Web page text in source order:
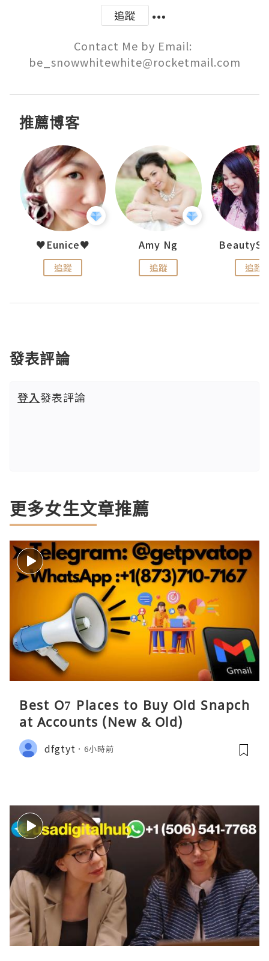
追蹤
Contact Me by Email:
be_snowwhitewhite@rocketmail.com
推薦博客
♥Eunice♥
追蹤
Amy Ng
追蹤 追蹤
發表評論
登入發表評論
更多女生文章推薦
Best O7 Places to Buy Old Snapch
at Accounts (New & Old)
dfgtyt 6小時前